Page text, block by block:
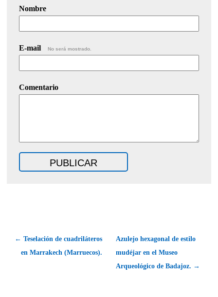
Nombre
E-mail No será mostrado.
Comentario
← Teselación de cuadriláteros
en Marrakech (Marruecos).
Azulejo hexagonal de estilo
mudéjar en el Museo
Arqueológico de Badajoz. →